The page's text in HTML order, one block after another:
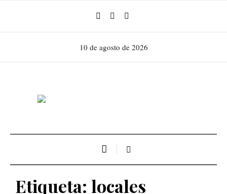
10 de agosto de 2026
Etiqueta: locales